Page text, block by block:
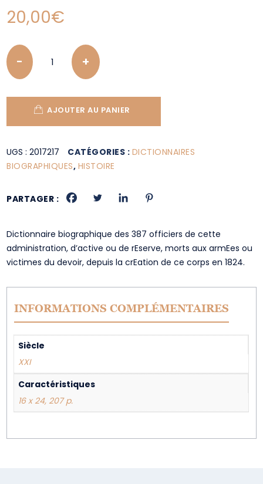
20,00€
Quantity
AJOUTER AU PANIER
UGS :2017217 CATÉGORIES : DICTIONNAIRES
BIOGRAPHIQUES, HISTOIRE
PARTAGER :
Dictionnaire biographique des 387 officiers de cette
administration, d’active ou de rEserve, morts aux armEes ou
victimes du devoir, depuis la crEation de ce corps en 1824.
INFORMATIONS COMPLÉMENTAIRES
Siècle
XXI
Caractéristiques
16 x 24, 207 p.